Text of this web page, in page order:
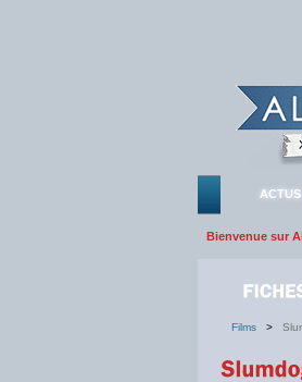
ACTUS
Bienvenue sur
Films >